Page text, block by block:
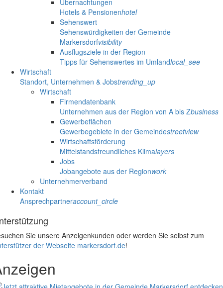
Übernachtungen
Hotels & Pensionenhotel
Sehenswert
Sehenswürdigkeiten der Gemeinde
Markersdorfvisibility
Ausflugsziele in der Region
Tipps für Sehenswertes im Umlandlocal_see
Wirtschaft
Standort, Unternehmen & Jobstrending_up
Wirtschaft
Firmendatenbank
Unternehmen aus der Region von A bis Zbusiness
Gewerbeflächen
Gewerbegebiete in der Gemeindestreetview
Wirtschaftsförderung
Mittelstandsfreundliches Klimalayers
Jobs
Jobangebote aus der Regionwork
Unternehmerverband
Kontakt
Ansprechpartneraccount_circle
Sie unsere Anzeigenkunden oder werden Sie selbst zum
der Webseite markersdorf.de!